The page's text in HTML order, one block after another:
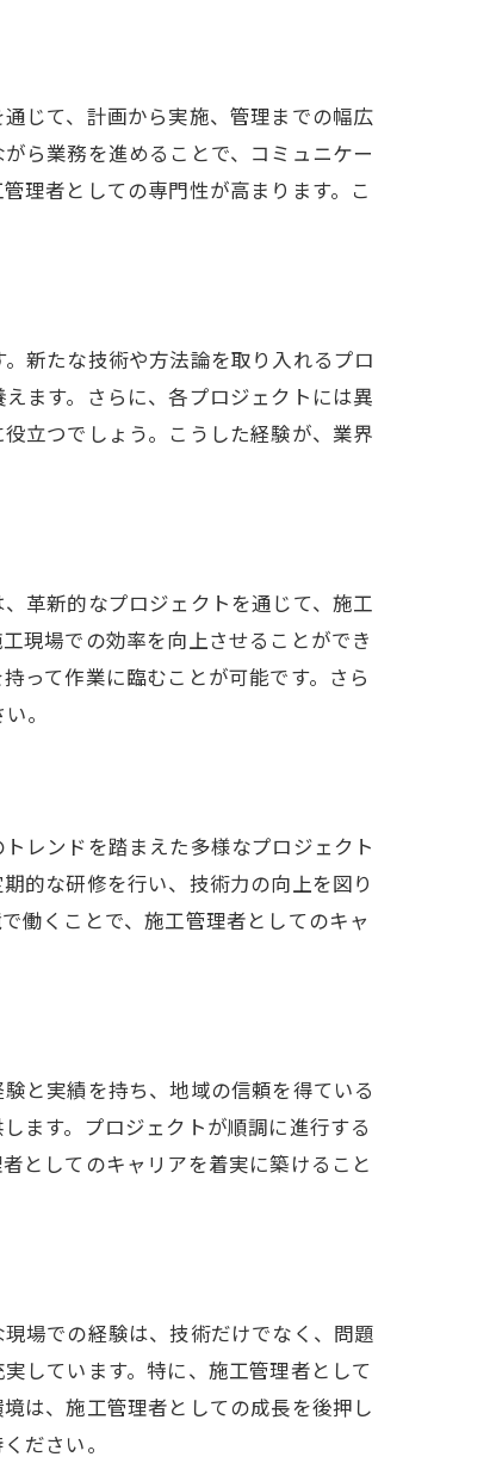
じて、計画から実施、管理までの幅広
ら業務を進めることで、コミュニケー
理者としての専門性が高まります。こ
新たな技術や方法論を取り入れるプロ
ます。さらに、各プロジェクトには異
立つでしょう。こうした経験が、業界
革新的なプロジェクトを通じて、施工
現場での効率を向上させることができ
って作業に臨むことが可能です。さら
。
レンドを踏まえた多様なプロジェクト
的な研修を行い、技術力の向上を図り
働くことで、施工管理者としてのキャ
と実績を持ち、地域の信頼を得ている
ます。プロジェクトが順調に進行する
としてのキャリアを着実に築けること
場での経験は、技術だけでなく、問題
しています。特に、施工管理者として
は、施工管理者としての成長を後押し
ださい。